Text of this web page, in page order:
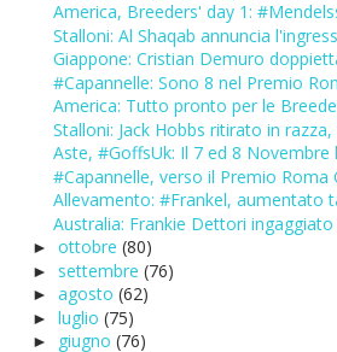
America, Breeders' day 1:
Stalloni: Al Shaqab annuncia
Giappone: Cristian Demuro
#Capannelle: Sono 8 nel Premio
America: Tutto pronto per le
Stalloni: Jack Hobbs ritirato in razza,
Aste, #GoffsUk: Il 7 ed 8 Novembre
#Capannelle, verso il Premio Roma
Allevamento: #Frankel, aumentato
Australia: Frankie Dettori ingaggiato
► ottobre (80)
► settembre (76)
► agosto (62)
► luglio (75)
► giugno (76)